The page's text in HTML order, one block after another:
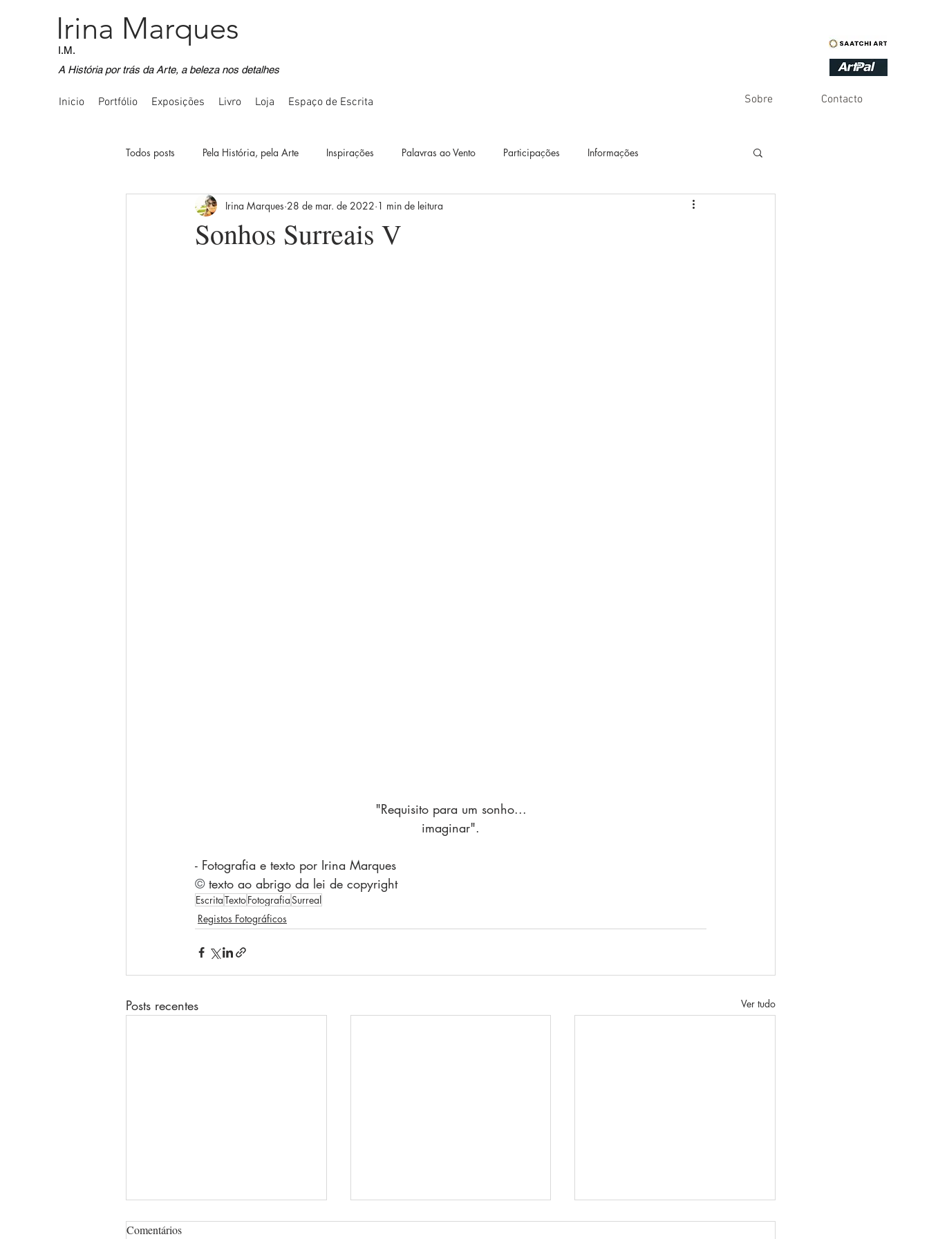
Irina Marques
I.M.
A História por trás da Arte, a beleza nos detalhes
Inicio Portfólio Exposições Livro Loja Espaço de Escrita Sobre Contacto
Todos posts Pela História, pela Arte Inspirações Palavras ao Vento Participações Informações
Voos Imaginativos Registos Fotográficos Textos Estudos Inventário
Sonhos Surreais V
Irina Marques 28 de mar. de 2022 1 min de leitura
"Requisito para um sonho...
imaginar".
- Fotografia e texto por Irina Marques
© texto ao abrigo da lei de copyright
EscritaTextoFotografiaSurreal
Registos Fotográficos
Posts recentes Ver tudo
Comentários